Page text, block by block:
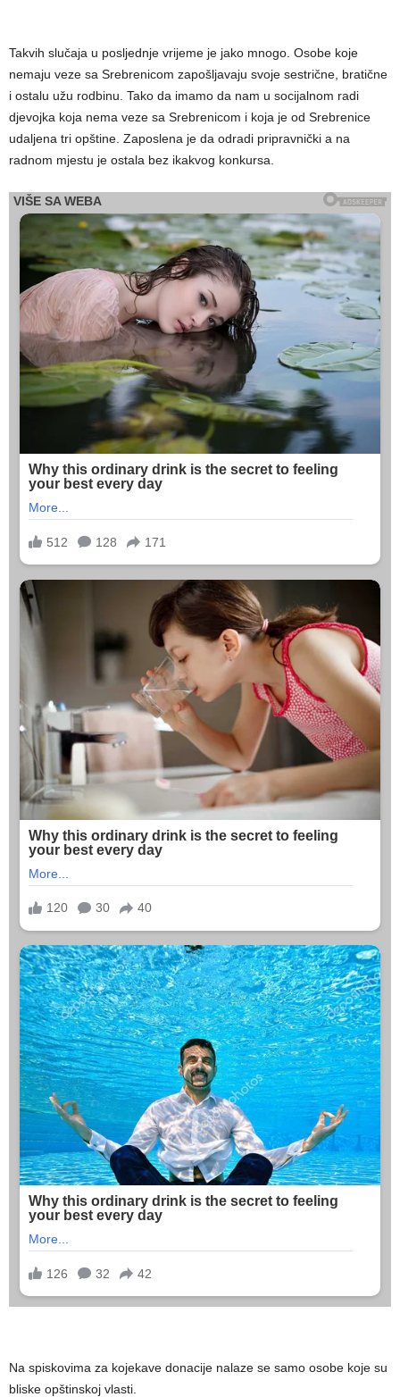
Takvih slučaja u posljednje vrijeme je jako mnogo. Osobe koje
nemaju veze sa Srebrenicom zapošljavaju svoje sestrične, bratične
i ostalu užu rodbinu. Tako da imamo da nam u socijalnom radi
djevojka koja nema veze sa Srebrenicom i koja je od Srebrenice
udaljena tri opštine. Zaposlena je da odradi pripravnički a na
radnom mjestu je ostala bez ikakvog konkursa.
Na spiskovima za kojekave donacije nalaze se samo osobe koje su
bliske opštinskoj vlasti.